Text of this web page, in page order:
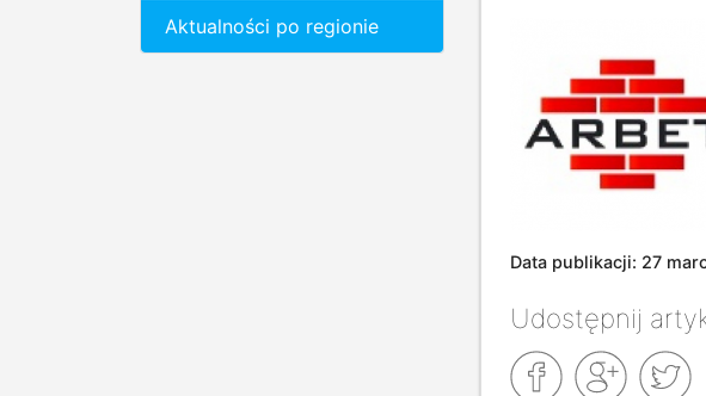
Aktualności po regionie
Data publikacji: 27
Udostępnij